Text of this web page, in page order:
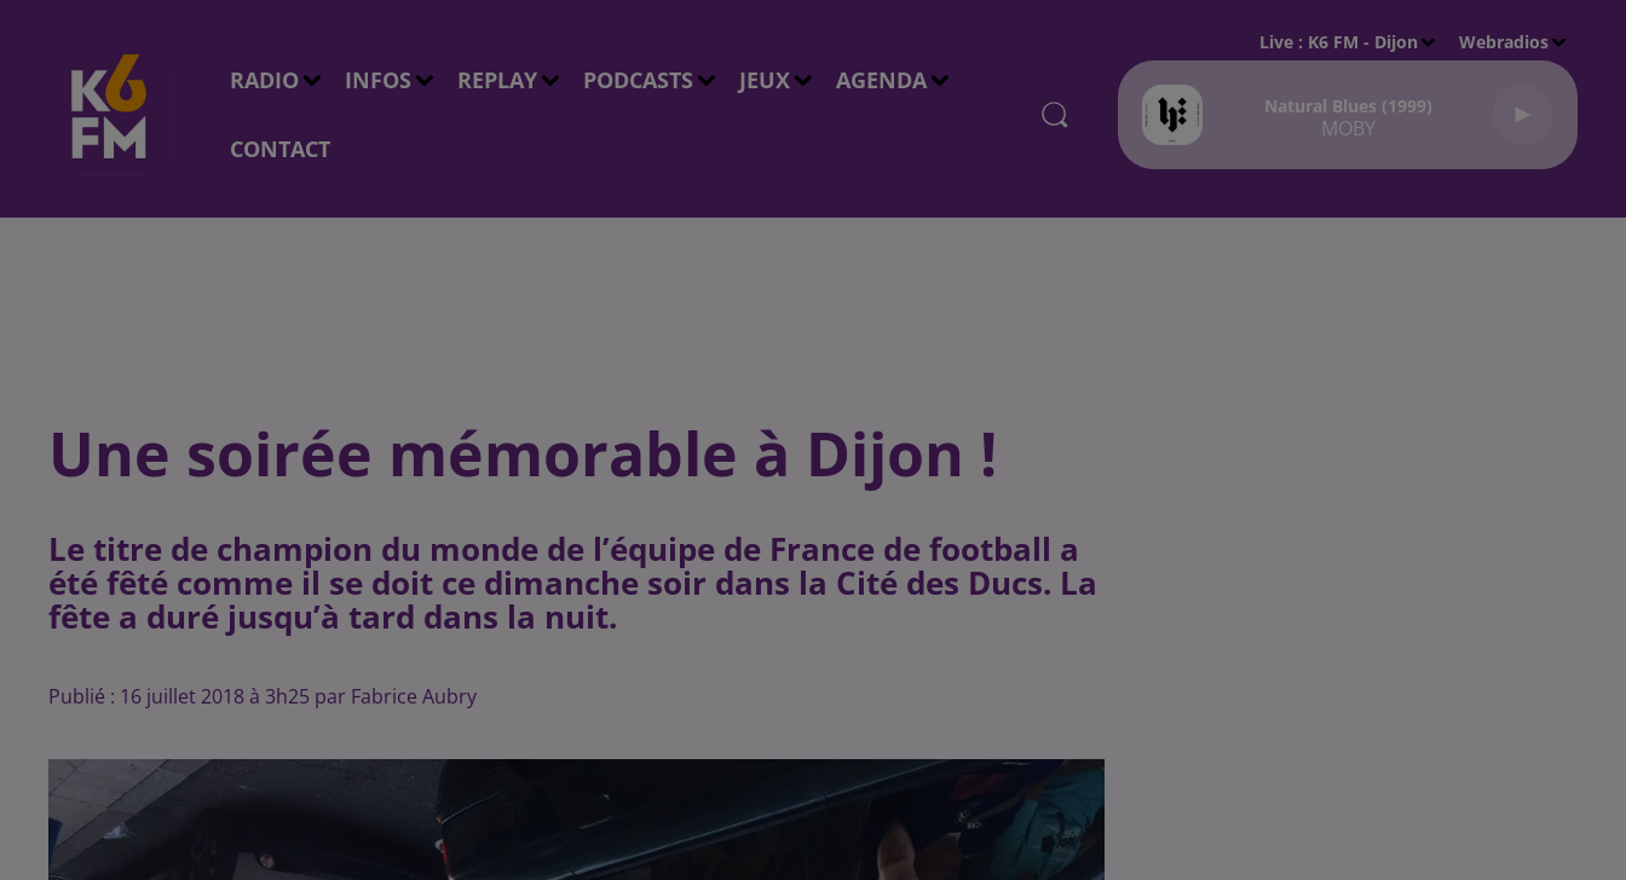
RADIO INFOS REPLAY PODCASTS JEUX AGENDA
CONTACT
Live : K6 FM - Dijon Webradios
Natural Blues (1999)
MOBY
Une soirée mémorable à Dijon !
Le titre de champion du monde de l’équipe de France de football a
été fêté comme il se doit ce dimanche soir dans la Cité des Ducs. La
fête a duré jusqu’à tard dans la nuit.
Publié : 16 juillet 2018 à 3h25 par Fabrice Aubry